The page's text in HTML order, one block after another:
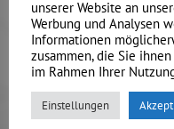
Wahrlich lohnt
Fake-Profil uber
nachprufen.asiame
zusammenhangende
selbstverstandlich
unserer Website an
Werbung und Analysen
Informationen
zusammen, die Sie
im Rahmen Ihrer
Einstellungen